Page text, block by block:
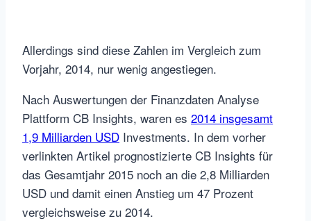
Allerdings sind diese Zahlen im Vergleich zum
Vorjahr, 2014, nur wenig angestiegen.
Nach Auswertungen der Finanzdaten Analyse
Plattform CB Insights, waren es 2014 insgesamt
1,9 Milliarden USD Investments. In dem vorher
verlinkten Artikel prognostizierte CB Insights für
das Gesamtjahr 2015 noch an die 2,8 Milliarden
USD und damit einen Anstieg um 47 Prozent
vergleichsweise zu 2014.